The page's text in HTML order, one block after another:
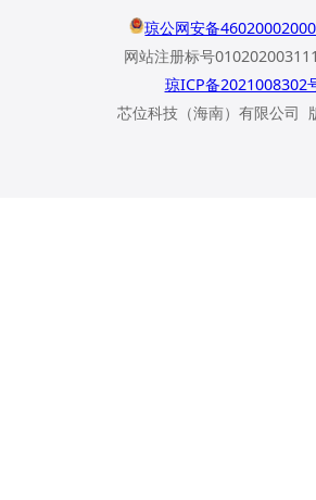
琼公网安备
网站注册标号
琼ICP备2021008302
芯位科技（海南）有限公司